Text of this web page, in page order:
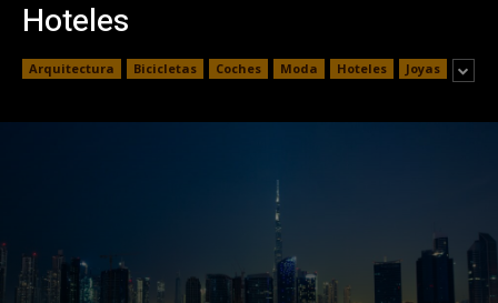
Hoteles
Arquitectura Bicicletas Coches Moda Hoteles Joyas